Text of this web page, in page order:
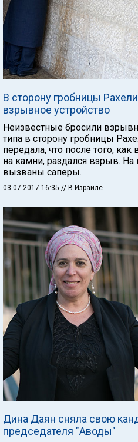
В сторону гробницы
взрывное устройство
Неизвестные бросили
типа в сторону гробницы
передала, что после того,
на камни, раздался взрыв.
вызваны саперы.
03.07.2017 16:35 // В Израиле
Дина Даян сняла свою
председателя "Аводы"